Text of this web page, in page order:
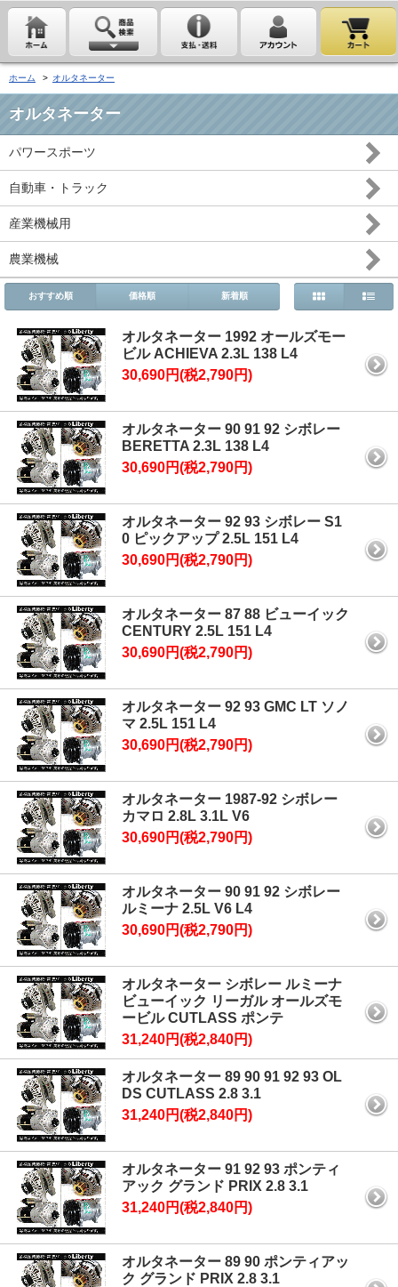
ホーム > オルタネーター
オルタネーター
パワースポーツ
自動車・トラック
産業機械用
農業機械
おすすめ順 価格順 新着順
オルタネーター 1992 オールズモー
ビル ACHIEVA 2.3L 138 L4
30,690円(税2,790円)
オルタネーター 90 91 92 シボレー
BERETTA 2.3L 138 L4
30,690円(税2,790円)
オルタネーター 92 93 シボレー S1
0 ピックアップ 2.5L 151 L4
30,690円(税2,790円)
オルタネーター 87 88 ビューイック
CENTURY 2.5L 151 L4
30,690円(税2,790円)
オルタネーター 92 93 GMC LT ソノ
マ 2.5L 151 L4
30,690円(税2,790円)
オルタネーター 1987-92 シボレー
カマロ 2.8L 3.1L V6
30,690円(税2,790円)
オルタネーター 90 91 92 シボレー
ルミーナ 2.5L V6 L4
30,690円(税2,790円)
オルタネーター シボレー ルミーナ
ビューイック リーガル オールズモ
ービル CUTLASS ポンテ
31,240円(税2,840円)
オルタネーター 89 90 91 92 93 OL
DS CUTLASS 2.8 3.1
31,240円(税2,840円)
オルタネーター 91 92 93 ポンティ
アック グランド PRIX 2.8 3.1
31,240円(税2,840円)
オルタネーター 89 90 ポンティアッ
ク グランド PRIX 2.8 3.1